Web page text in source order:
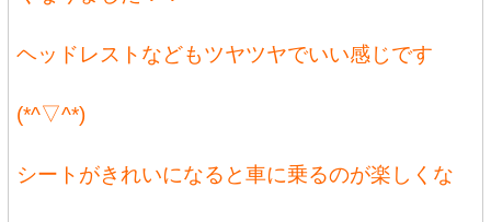
ヘッドレストなどもツヤツヤでいい感じです
(*^▽^*)
シートがきれいになると車に乗るのが楽しくな